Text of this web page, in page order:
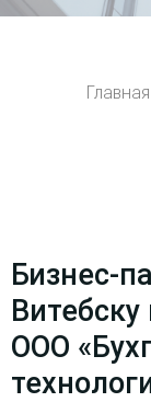
Главная
Бизнес-
ООО